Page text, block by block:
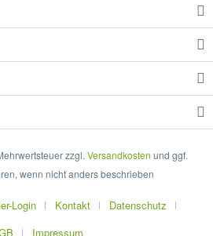
zzgl. Versandkosten und ggf.
wenn nicht anders beschrieben
Login Kontakt
Datenschutz
Impressum